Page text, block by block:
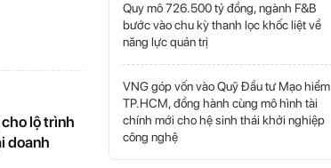
lộ trình
doanh
Quy mô 726.500 tỷ đồng, ngành F&B
bước vào chu kỳ thanh lọc khốc liệt về
năng lực quản trị
VNG góp vốn vào Quỹ Đầu tư Mạo hiểm
TP.HCM, đồng hành cùng mô hình tài
chính mới cho hệ sinh thái khởi nghiệp
công nghệ